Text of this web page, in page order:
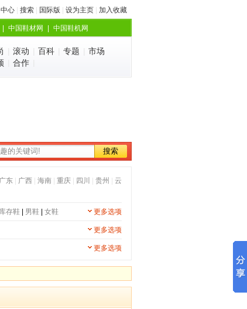
心 搜索 国际版 设为主页 加入收藏
中国鞋材网 中国鞋机网
滚动 百科 专题
市场
合作
广东| 广西| 海南| 重庆| 四川 贵州
云
更多选项
库存鞋| 男鞋| 女鞋
更多选项
更多选项